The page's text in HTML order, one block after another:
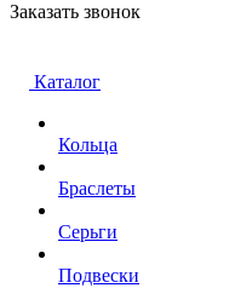
Заказать звонок
Каталог
Кольца
Браслеты
Серьги
Подвески